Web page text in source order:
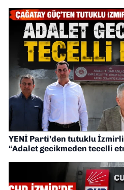
YENİ Parti’den tutuklu
“Adalet gecikmeden tecelli